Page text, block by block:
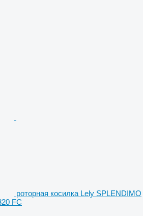
роторная косилка Lely SPLENDIMO
FC